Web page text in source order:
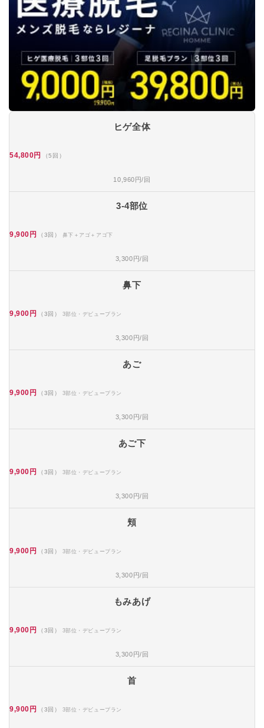
ヒゲ全体
54,800円 （5回）
10,960円/回
3-4部位
9,900円 （3回） 鼻下＋アゴ＋アゴ下
3,300円/回
鼻下
9,900円 （3回） 3部位・デビュープラン
3,300円/回
あご
9,900円 （3回） 3部位・デビュープラン
3,300円/回
あご下
9,900円 （3回） 3部位・デビュープラン
3,300円/回
頬
9,900円 （3回） 3部位・デビュープラン
3,300円/回
もみあげ
9,900円 （3回） 3部位・デビュープラン
3,300円/回
首
9,900円 （3回） 3部位・デビュープラン